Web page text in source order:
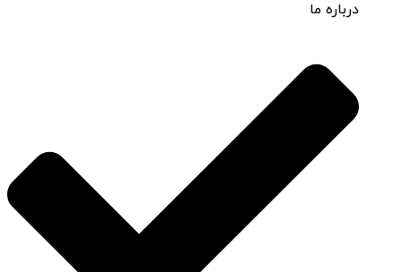
درباره ما